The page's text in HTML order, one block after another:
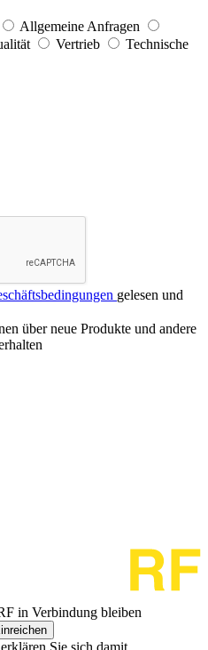
Allgemeine Anfragen
Vertrieb
Technische
gelesen und
über neue Produkte und andere
in Verbindung bleiben